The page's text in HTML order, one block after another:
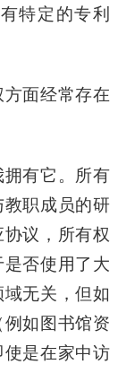
特定的专利
面经常存在
有它。 所有
职成员的研
议，所有权
否使用了大
无关，但如
如图书馆资
是在家中访